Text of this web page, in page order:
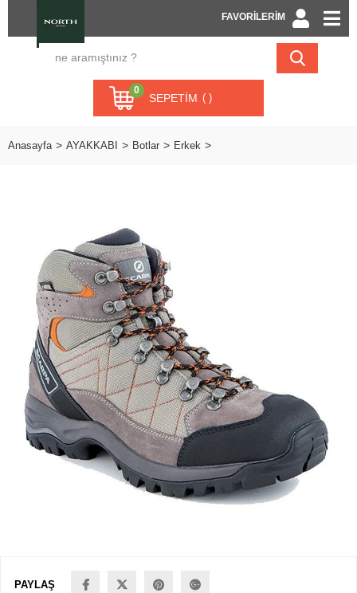
FAVORİLERİM
SEPETIM
0
Anasayfa AYAKKABI Botlar Erkek
PAYLAŞ